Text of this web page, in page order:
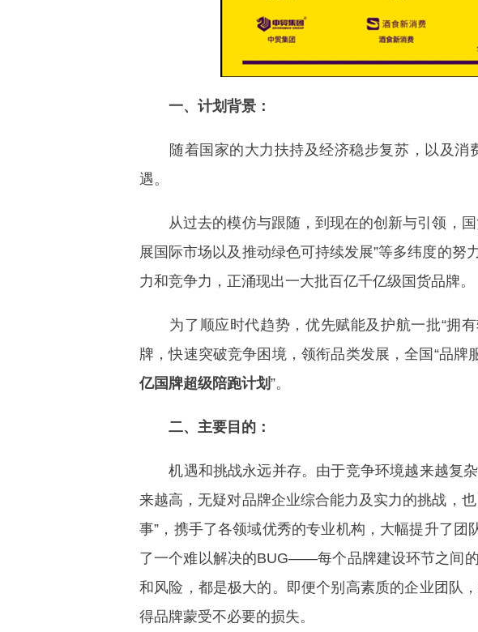
一、计划背景：
随着国家的大力扶持及经济稳步复苏，以及消
遇。
从过去的模仿与跟随，到现在的创新与引领，国
展国际市场以及推动绿色可持续发展”等多纬度的
力和竞争力，正涌现出一大批百亿千亿级国货品牌。
为了顺应时代趋势，优先赋能及护航一批“拥有
牌，快速突破竞争困境，领衔品类发展，全国“品
亿国牌超级陪跑计划”。
二、主要目的 ：
机遇和挑战永远并存。由于竞争环境越来越复杂
来越高，无疑对品牌企业综合能力及实力的挑战，
事”，携手了各领域优秀的专业机构，大幅提升了
了一个难以解决的BUG——每个品牌建设环节之间
和风险，都是极大的。即便个别高素质的企业团队
得品牌蒙受不必要的损失。